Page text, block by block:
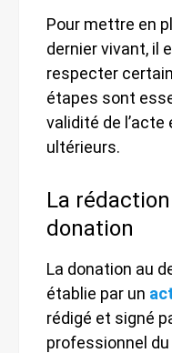
Pour mettre en
dernier vivant, il
respecter
étapes sont
validité de
ultérieurs.
La
donation
La donation au
établie par un
rédigé et signé
professionnel